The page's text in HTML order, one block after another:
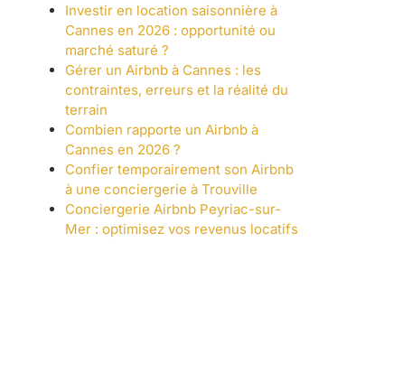
Investir en location saisonnière à
Cannes en 2026 : opportunité ou
marché saturé ?
Gérer un Airbnb à Cannes : les
contraintes, erreurs et la réalité du
terrain
Combien rapporte un Airbnb à
Cannes en 2026 ?
Confier temporairement son Airbnb
à une conciergerie à Trouville
Conciergerie Airbnb Peyriac-sur-
Mer : optimisez vos revenus locatifs